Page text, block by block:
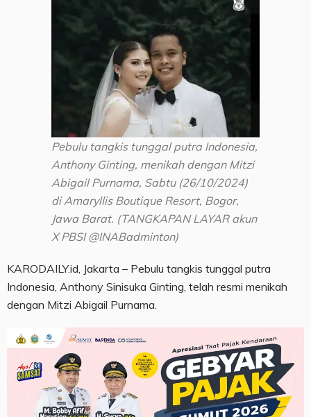
Pebulu tangkis tunggal putra Indonesia,
Anthony Ginting, menikah dengan Mitzi
Abigail Purnama, Sabtu (26/10/2024)
di Amaryllis Boutique Resort, Bogor,
Jawa Barat. (TANGKAPAN LAYAR akun
X PBSI @INABadminton)
KARODAILY.id, Jakarta – Pebulu tangkis tunggal putra
Indonesia, Anthony Sinisuka Ginting, telah resmi menikah
dengan Mitzi Abigail Purnama.